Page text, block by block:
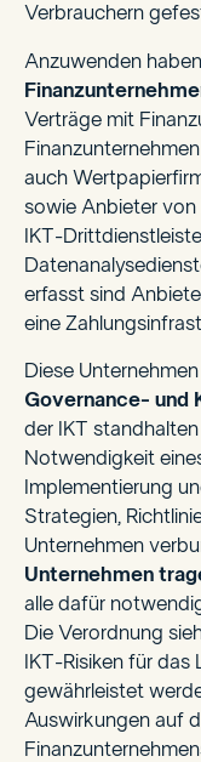
Verbrauchern
Anzuwenden
Verträge mit
auch
sowie Anbieter
IKT-
erfasst sind
eine
Diese
Governance- und
der IKT
Notwendigkeit
Implementierung
Strategien,
Unternehmen
Unternehmen
alle dafür
Die Verordnung
IKT-Risiken für
gewährleistet
Auswirkungen auf